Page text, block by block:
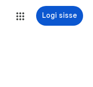
Logi sisse